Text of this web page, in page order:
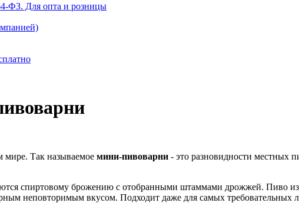
ФЗ. Для опта и розницы
мире. Так называемое мини-пивоварни - это разновидности местных
спиртовому брожению с отобранными штаммами дрожжей. Пиво из
неповторимым вкусом. Подходит даже для самых требовательных